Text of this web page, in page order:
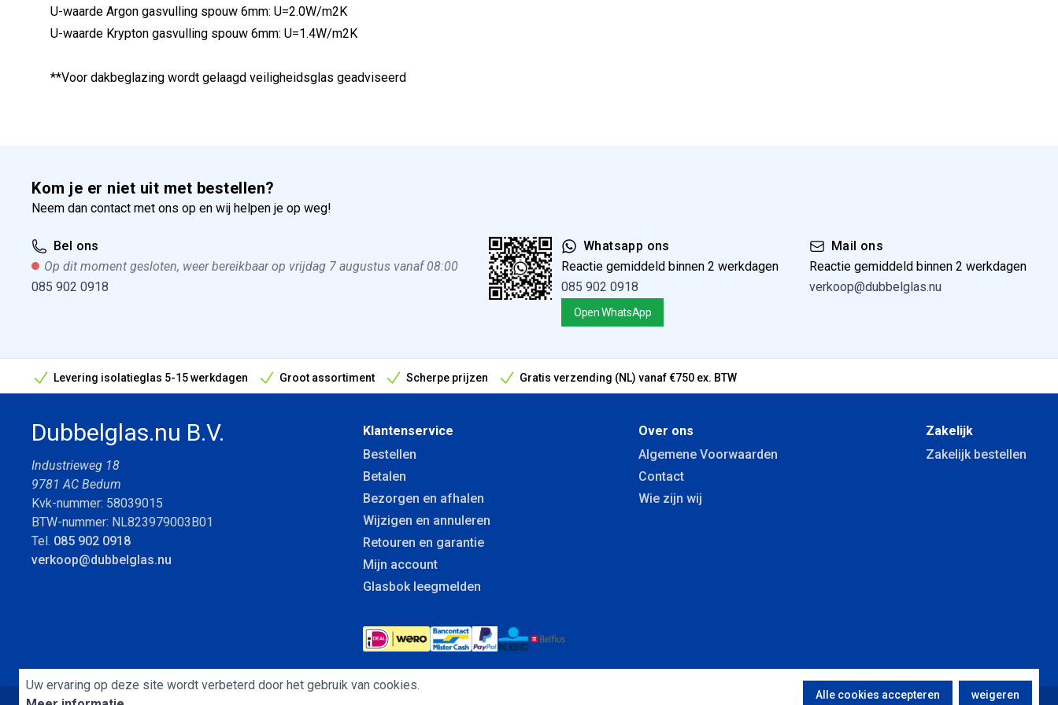
U-waarde Argon gasvulling spouw 6mm: U=2.0W/m2K
U-waarde Krypton gasvulling spouw 6mm: U=1.4W/m2K
**Voor dakbeglazing wordt gelaagd veiligheidsglas geadviseerd
Kom je er niet uit met bestellen?
Neem dan contact met ons op en wij helpen je op weg!
Bel ons
Op dit moment gesloten, weer bereikbaar op vrijdag 7 augustus vanaf 08:00
085 902 0918
Whatsapp ons
Reactie gemiddeld binnen 2 werkdagen
085 902 0918
Open WhatsApp
Mail ons
Reactie gemiddeld binnen 2 werkdagen
verkoop@dubbelglas.nu
Levering isolatieglas 5-15 werkdagen Groot assortiment Scherpe prijzen
Gratis verzending (NL) vanaf €750 ex. BTW
Bouwvak geopend! Óók snelle leveringen tijdens de vakantieperiode
Dubbelglas.nu B.V.
Industrieweg 18
9781 AC Bedum
Kvk-nummer: 58039015
BTW-nummer: NL823979003B01
Tel. 085 902 0918
verkoop@dubbelglas.nu
Klantenservice
Bestellen
Betalen
Bezorgen en afhalen
Wijzigen en annuleren
Retouren en garantie
Mijn account
Glasbok leegmelden
Over ons
Algemene Voorwaarden
Contact
Wie zijn wij
Zakelijk
Zakelijk bestellen
Uw ervaring op deze site wordt verbeterd door het gebruik van cookies.
Alle cookies accepteren weigeren